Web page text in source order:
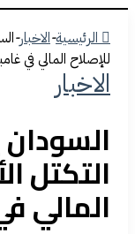
الرئيسية-الاخبار-
للإصلاح المالي في
الاخبار
التكتل
المالي